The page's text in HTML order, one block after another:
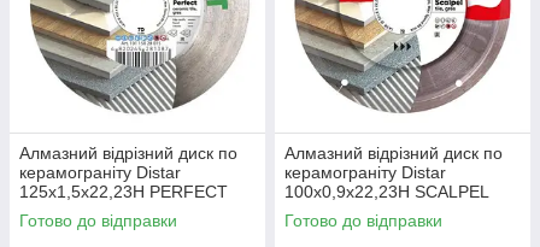
Алмазний відрізний диск по
керамограніту Distar
125x1,5x22,23H PERFECT
Готово до відправки
Алмазний відрізний диск по
керамограніту Distar
100x0,9x22,23H SCALPEL
Готово до відправки